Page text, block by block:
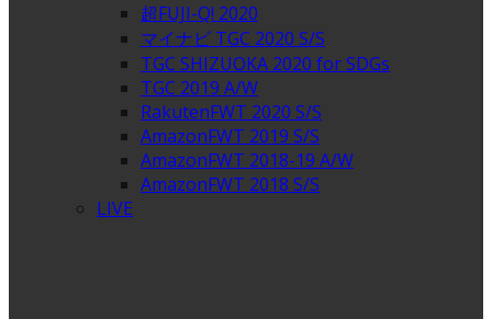
超FUJI-Q! 2020
マイナビ TGC 2020 S/S
TGC SHIZUOKA 2020 for SDGs
TGC 2019 A/W
RakutenFWT 2020 S/S
AmazonFWT 2019 S/S
AmazonFWT 2018-19 A/W
AmazonFWT 2018 S/S
LIVE